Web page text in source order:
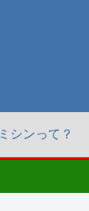
ミシンって？